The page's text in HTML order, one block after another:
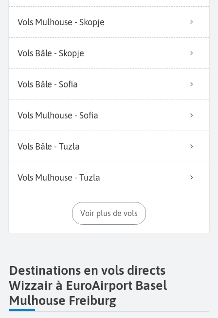
Vols Mulhouse - Skopje
Vols Bâle - Skopje
Vols Bâle - Sofia
Vols Mulhouse - Sofia
Vols Bâle - Tuzla
Vols Mulhouse - Tuzla
Voir plus de vols
Destinations en vols directs
Wizzair à EuroAirport Basel
Mulhouse Freiburg